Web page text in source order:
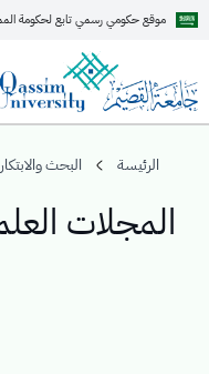
موقع حكومي رسمي تابع لحكومة
الرئيسة البحث والابتكار
المجلات